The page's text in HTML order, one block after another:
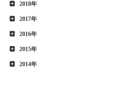
2018年
2017年
2016年
2015年
2014年